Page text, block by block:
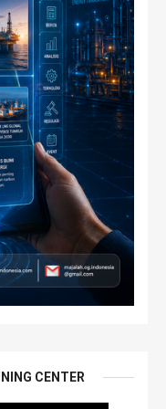
CENTER